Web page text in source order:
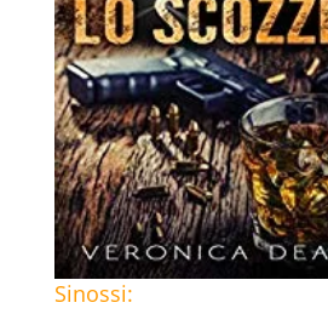
Sinossi: